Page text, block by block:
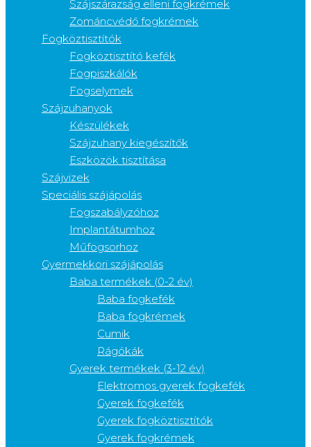
Szájszárazság elleni fogkrémek
Zománcvédő fogkrémek
Fogköztisztítók
Fogköztisztító kefék
Fogpiszkálók
Fogselymek
Szájzuhanyok
Készülékek
Szájzuhany kiegészítők
Eszközök tisztítása
Szájvizek
Speciális szájápolás
Fogszabályzóhoz
Implantátumhoz
Műfogsorhoz
Gyermekkori szájápolás
Baba termékek (0-2 év)
Baba fogkefék
Baba fogkrémek
Cumik
Rágókák
Gyerek termékek (3-12 év)
Elektromos gyerek fogkefék
Gyerek fogkefék
Gyerek fogköztisztítók
Gyerek fogkrémek